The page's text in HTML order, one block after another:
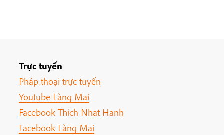
Trực tuyến
Pháp thoại trực tuyến
Youtube Làng Mai
Facebook Thich Nhat Hanh
Facebook Làng Mai